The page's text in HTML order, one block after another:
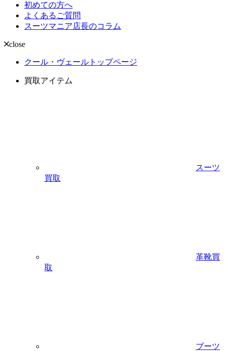
初めての方へ
よくあるご質問
スーツマニア店長のコラム
close
クール・ヴェールトップページ
買取アイテム
スーツ
買取
革靴買
取
ブーツ